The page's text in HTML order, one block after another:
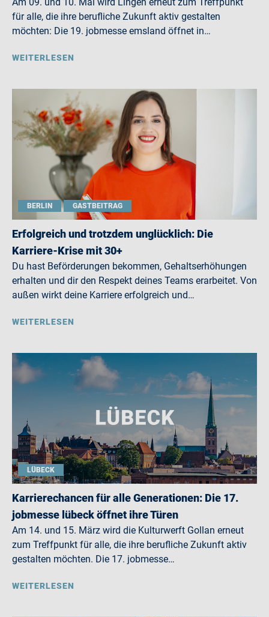
für alle, die ihre berufliche Zukunft aktiv gestalten
möchten: Die 19. jobmesse emsland öffnet in…
WEITERLESEN
BERLIN GASTBEITRAG
Erfolgreich und trotzdem unglücklich: Die
Karriere-Krise mit 30+
Du hast Beförderungen bekommen, Gehaltserhöhungen
erhalten und dir den Respekt deines Teams erarbeitet. Von
außen wirkt deine Karriere erfolgreich und…
WEITERLESEN
LÜBECK
Karrierechancen für alle Generationen: Die 17.
jobmesse lübeck öffnet ihre Türen
Am 14. und 15. März wird die Kulturwerft Gollan erneut
zum Treffpunkt für alle, die ihre berufliche Zukunft aktiv
gestalten möchten. Die 17. jobmesse…
WEITERLESEN